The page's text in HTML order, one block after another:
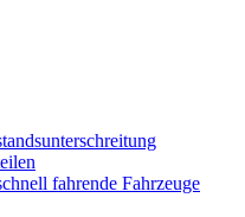
fahrende Fahrzeuge